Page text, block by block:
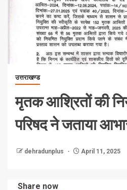
उत्तराखण्ड
मृतक आश्रितों की
परिषद ने जताया
dehradunplus April 11, 2025
Share now